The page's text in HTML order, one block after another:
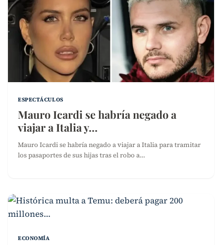
ESPECTÁCULOS
Mauro Icardi se habría negado a
viajar a Italia y…
Mauro Icardi se habría negado a viajar a Italia para tramitar
los pasaportes de sus hijas tras el robo a…
ECONOMÍA